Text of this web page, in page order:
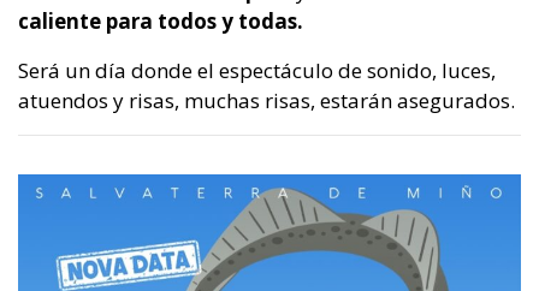
caliente para todos y todas.
Será un día donde el espectáculo de sonido, luces,
atuendos y risas, muchas risas, estarán asegurados.